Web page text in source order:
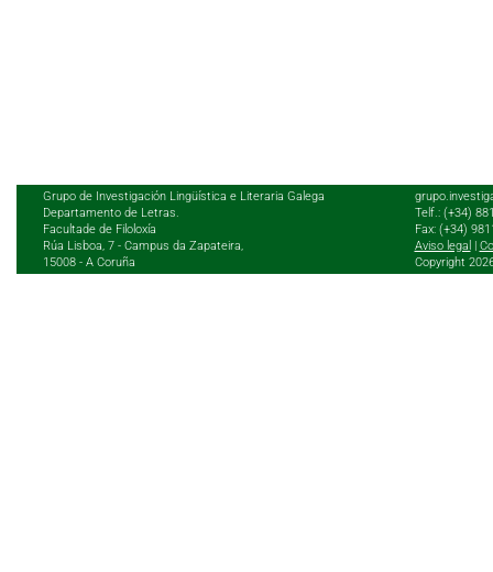
Grupo de Investigación Lingüística e Literaria Galega
Departamento de Letras.
Facultade de Filoloxía
Rúa Lisboa, 7 - Campus da Zapateira,
15008 - A Coruña
Telf.: (+34)
Fax: (+34)
Aviso legal |
Copyright